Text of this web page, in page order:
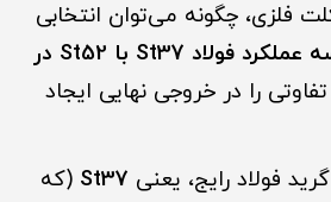
فلزی، چگونه می‌توان انتخابی
مقایسه عملکرد فولاد St37 با St52 در
را در خروجی نهایی ایجاد
فولاد رایج، یعنی St37 (که